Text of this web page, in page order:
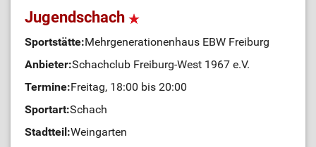
Jugendschach
Sportstätte:Mehrgenerationenhaus EBW Freiburg
Anbieter:Schachclub Freiburg-West 1967 e.V.
Termine:Freitag, 18:00 bis 20:00
Sportart:Schach
Stadtteil:Weingarten